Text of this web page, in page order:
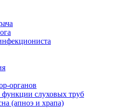
органов
функции слуховых труб
(апноэ и храпа)